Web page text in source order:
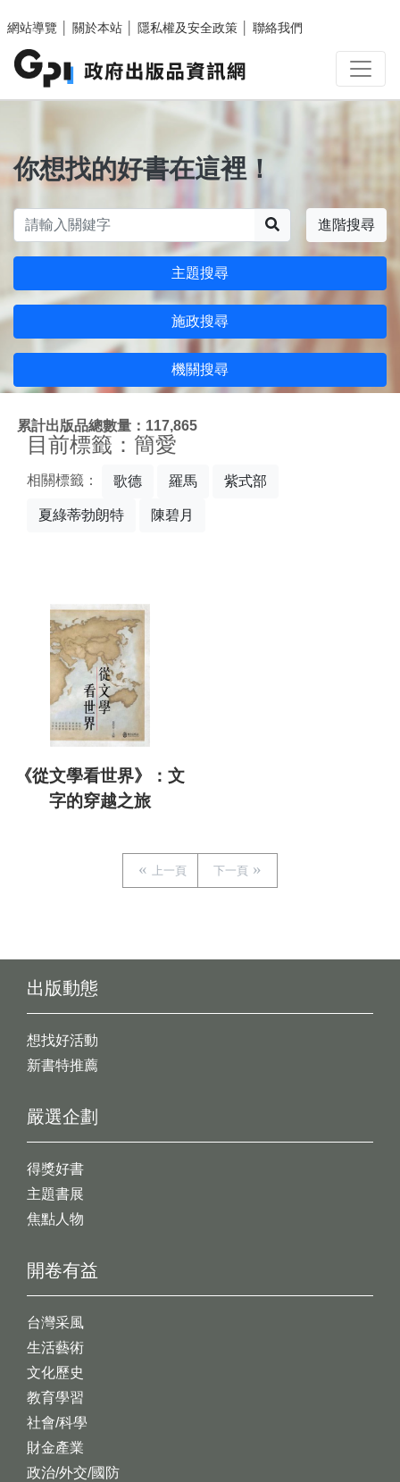
網站導覽
關於本站 隱私權及安全政策 聯絡我們
你想找的好書在這裡！
進階搜尋
主題搜尋
施政搜尋
機關搜尋
累計出版品總數量：117,865
目前標籤：簡愛
相關標籤： 歌德 羅馬 紫式部
夏綠蒂勃朗特 陳碧月
《從文學看世界》：文
字的穿越之旅
上一頁 下一頁
出版動態
想找好活動
新書特推薦
開卷有益
台灣采風
生活藝術
文化歷史
教育學習
社會/科學
財金產業
政治/外交/國防
嚴選企劃
得獎好書
主題書展
焦點人物